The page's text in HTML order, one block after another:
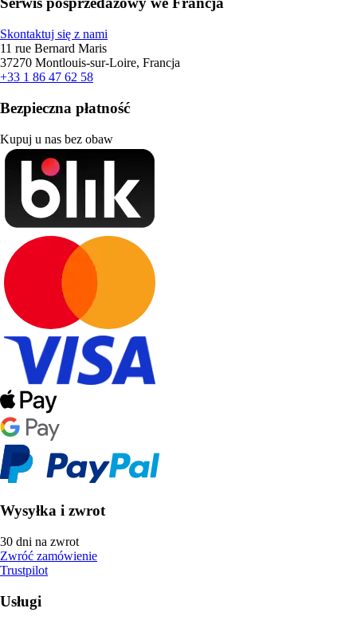
Skontaktuj się z nami
11 rue Bernard Maris
37270 Montlouis-sur-Loire, Francja
+33 1 86 47 62 58
Bezpieczna płatność
Kupuj u nas bez obaw
Wysyłka i zwrot
30 dni na zwrot
Zwróć zamówienie
Trustpilot
Usługi